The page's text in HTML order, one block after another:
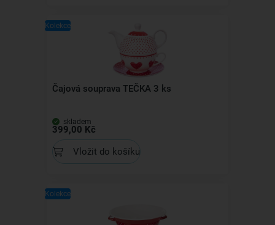
Kolekce
Čajová souprava TEČKA 3 ks
skladem
399,00 Kč
Vložit do košíku
Kolekce